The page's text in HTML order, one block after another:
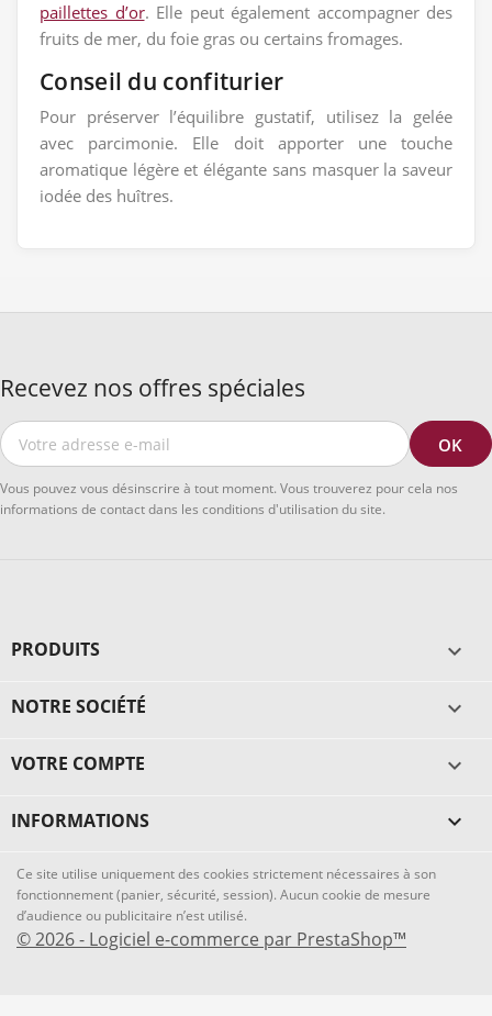
paillettes d’or. Elle peut également accompagner des
fruits de mer, du foie gras ou certains fromages.
Conseil du confiturier
Pour préserver l’équilibre gustatif, utilisez la gelée
avec parcimonie. Elle doit apporter une touche
aromatique légère et élégante sans masquer la saveur
iodée des huîtres.
Recevez nos offres spéciales
Vous pouvez vous désinscrire à tout moment. Vous trouverez pour cela nos
informations de contact dans les conditions d'utilisation du site.
PRODUITS 
NOTRE SOCIÉTÉ 
VOTRE COMPTE 
INFORMATIONS keyboard_arrow_down
Ce site utilise uniquement des cookies strictement nécessaires à son
fonctionnement (panier, sécurité, session). Aucun cookie de mesure
d’audience ou publicitaire n’est utilisé.
© 2026 - Logiciel e-commerce par PrestaShop™